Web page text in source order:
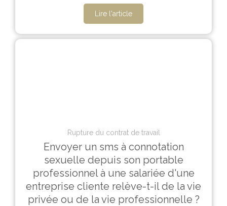
Lire l'article
Rupture du contrat de travail
Envoyer un sms à connotation
sexuelle depuis son portable
professionnel à une salariée d'une
entreprise cliente relève-t-il de la vie
privée ou de la vie professionnelle ?